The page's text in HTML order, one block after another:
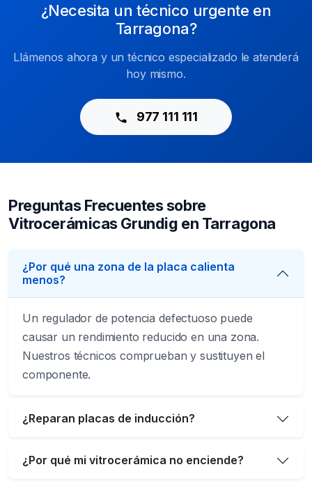
¿Necesita un técnico urgente en
Tarragona?
Llámenos ahora y un técnico especializado le atenderá
hoy mismo.
977 111 111
Preguntas Frecuentes sobre
Vitrocerámicas Grundig en Tarragona
¿Por qué una zona de la placa calienta
menos?
Un regulador de potencia defectuoso puede
causar un rendimiento reducido en una zona.
Nuestros técnicos comprueban y sustituyen el
componente.
¿Reparan placas de inducción?
¿Por qué mi vitrocerámica no enciende?